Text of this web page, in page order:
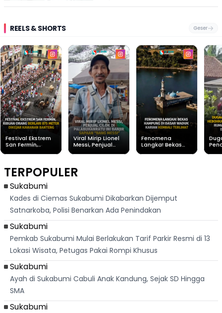
REELS & SHORTS Geser
Festival Ekstrem
San Fermín,
Banteng
Viral Mirip Lionel
Messi, Penjual
"Bang Messi"
Fenomena
Langka! Bekas
TERPOPULER
Sukabumi
Kades di Ciemas Sukabumi Dikabarkan Dijemput
Satnarkoba, Polisi Benarkan Ada Penindakan
Sukabumi
Pemkab Sukabumi Mulai Berlakukan Tarif Parkir Resmi di 13
Lokasi Wisata, Petugas Pakai Rompi Khusus
Sukabumi
Ayah di Sukabumi Cabuli Anak Kandung, Sejak SD Hingga
SMA
Sukabumi